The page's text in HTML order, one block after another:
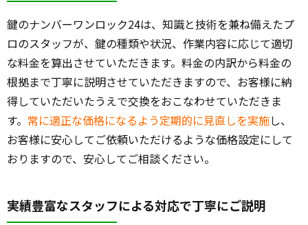
鍵のナンバーワンロック24は、知識と技術を兼ね備えたプ
ロのスタッフが、鍵の種類や状況、作業内容に応じて適切
な料金を算出させていただきます。料金の内訳から料金の
根拠まで丁寧に説明させていただきますので、お客様に納
得していただいたうえで交換をおこなわせていただきま
す。 常に適正な価格になるよう定期的に見直しを実施し、
お客様に安心してご依頼いただけるような価格設定にして
おりますので、安心してご相談ください。
実績豊富なスタッフによる対応で丁寧にご説明